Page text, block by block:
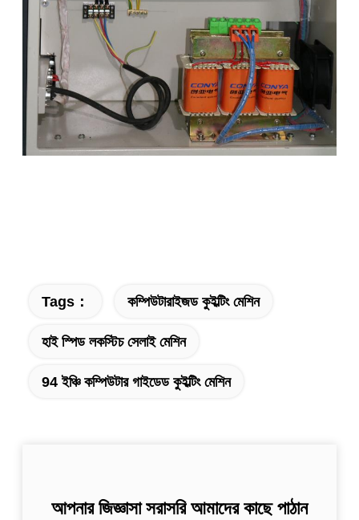
Tags： কম্পিউটারাইজড কুইল্টিং মেশিন
হাই স্পিড লকস্টিচ সেলাই মেশিন
94 ইঞ্চি কম্পিউটার গাইডেড কুইল্টিং মেশিন
আপনার জিজ্ঞাসা সরাসরি আমাদের কাছে পাঠান